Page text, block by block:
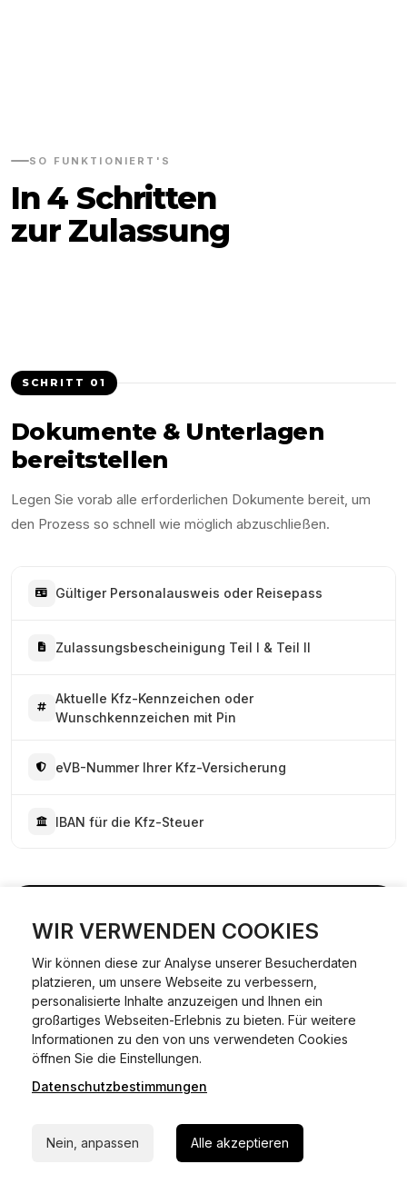
WIR VERWENDEN COOKIES
Wir können diese zur Analyse unserer Besucherdaten
platzieren, um unsere Webseite zu verbessern,
personalisierte Inhalte anzuzeigen und Ihnen ein
großartiges Webseiten-Erlebnis zu bieten. Für weitere
Informationen zu den von uns verwendeten Cookies
öffnen Sie die Einstellungen.
Datenschutzbestimmungen
Nein, anpassen Alle akzeptieren
SO FUNKTIONIERT'S
In 4 Schritten
zur Zulassung
SCHRITT 01
Dokumente & Unterlagen
bereitstellen
Legen Sie vorab alle erforderlichen Dokumente bereit, um
den Prozess so schnell wie möglich abzuschließen.
Gültiger Personalausweis oder Reisepass
Zulassungsbescheinigung Teil I & Teil II
Aktuelle Kfz-Kennzeichen oder
Wunschkennzeichen mit Pin
eVB-Nummer Ihrer Kfz-Versicherung
IBAN für die Kfz-Steuer
01
01
Dokumente & Unterlagen
bereitstellen
Dokumente & Unterlagen